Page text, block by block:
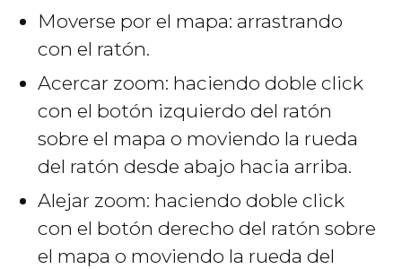
Moverse por el mapa: arrastrando
con el ratón.
Acercar zoom: haciendo doble click
con el botón izquierdo del ratón
sobre el mapa o moviendo la rueda
del ratón desde abajo hacia arriba.
Alejar zoom: haciendo doble click
con el botón derecho del ratón sobre
el mapa o moviendo la rueda del